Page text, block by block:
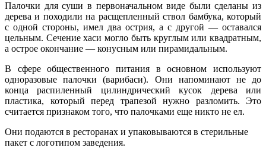
Палочки для суши в первоначальном виде были сделаны из
дерева и походили на расщепленный ствол бамбука, который
с одной стороны, имел два острия, а с другой ― оставался
цельным. Сечение хаси могло быть круглым или квадратным,
а острое окончание — конусным или пирамидальным.
В сфере общественного питания в основном используют
одноразовые палочки (варибаси). Они напоминают не до
конца распиленный цилиндрический кусок дерева или
пластика, который перед трапезой нужно разломить. Это
считается признаком того, что палочками еще никто не ел.
Они подаются в ресторанах и упаковываются в стерильные
пакет с логотипом заведения.